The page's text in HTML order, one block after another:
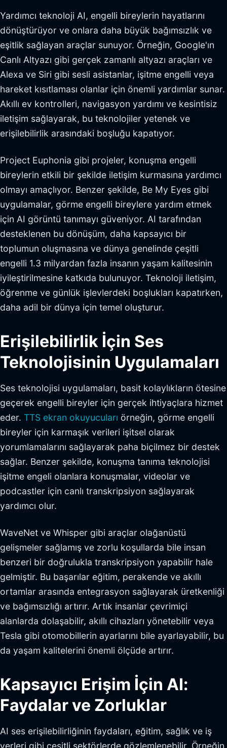
Yardımcı teknoloji AI, engelli bireylerin hayatlarını
dönüştürüyor ve onlara daha büyük bağımsızlık ve
eşitlik sağlayan araçlar sunuyor. Örneğin, Google'ın
Canlı Altyazı gibi gerçek zamanlı altyazı araçları ve
Alexa ve Siri gibi sesli asistanlar, işitme engelli veya
hareket kısıtlaması olanlar için önemli yardımlar sunar.
Akıllı ev kontrolleri, navigasyon yardımı ve kesintisiz
iletişim sağlayarak, bu teknolojiler yetenek ve
erişilebilirlik arasındaki boşluğu kapatıyor.
Project Euphonia gibi projeler, konuşma engelli
bireylerin etkili bir şekilde iletişim kurmasına yardımcı
olmayı amaçlıyor. Benzer şekilde, Be My Eyes gibi
uygulamalar, görme engelli bireylere yardım etmek
için AI görüntü tanımayı güveniyor. AI tarafından
desteklenen bu dönüşüm, daha kapsayıcı bir
toplumun oluşmasına ve dünya genelinde çeşitli
engelli 1.3 milyardan fazla insanın yaşam kalitesinin
iyileştirilmesine katkıda bulunuyor. Teknoloji iletişim,
öğrenme ve günlük işlevlerdeki boşlukları kapatırken,
daha adil bir dünya için temel oluşturur.
Erişilebilirlik İçin Ses
Teknolojisinin Uygulamaları
Ses teknolojisi uygulamaları, basit kolaylıkların ötesine
geçerek engelli bireyler için gerçek ihtiyaçlara hizmet
eder. TTS ekran okuyucuları örneğin, görme engelli
bireyler için karmaşık verileri işitsel olarak
yorumlamalarını sağlayarak paha biçilmez bir destek
sağlar. Benzer şekilde, konuşma tanıma teknolojisi
işitme engeli olanlara konuşmalar, videolar ve
podcastler için canlı transkripsiyon sağlayarak
yardımcı olur.
WaveNet ve Whisper gibi araçlar olağanüstü
gelişmeler sağlamış ve zorlu koşullarda bile insan
benzeri bir doğrulukla transkripsiyon yapabilir hale
gelmiştir. Bu başarılar eğitim, perakende ve akıllı
ortamlar arasında entegrasyon sağlayarak üretkenliği
ve bağımsızlığı artırır. Artık insanlar çevrimiçi
alanlarda dolaşabilir, akıllı cihazları yönetebilir veya
Tesla gibi otomobillerin ayarlarını bile ayarlayabilir, bu
da yaşam kalitelerini önemli ölçüde artırır.
Kapsayıcı Erişim İçin AI:
Faydalar ve Zorluklar
AI ses erişilebilirliğinin faydaları, eğitim, sağlık ve iş
yerleri gibi çeşitli sektörlerde gözlemlenebilir. Örneğin,